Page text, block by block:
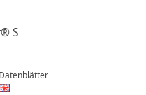
S
Datenblätter